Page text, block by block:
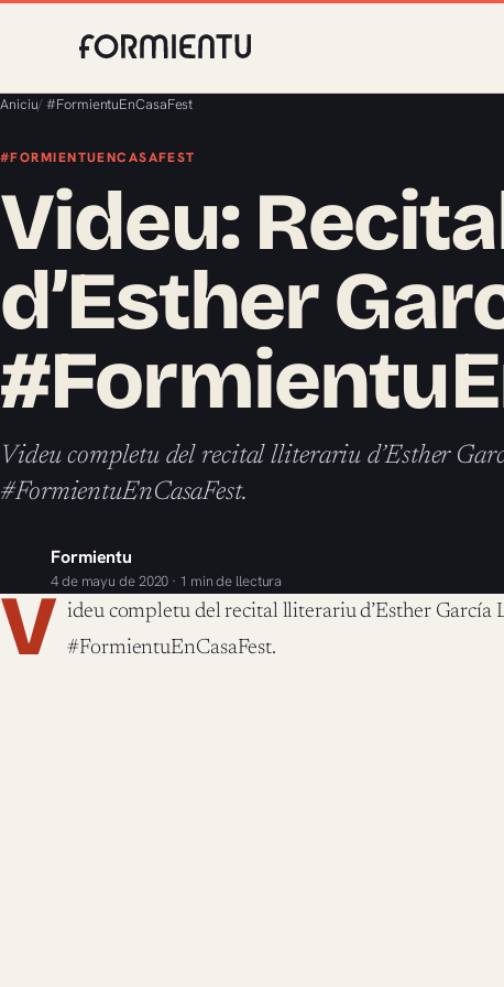
Aniciu/ #FormientuEnCasaFest
#FORMIENTUENCASAFEST
Videu:
d’Esther
Videu completu del recital lliterariu d’Esther
#FormientuEnCasaFest.
Formientu
4 de mayu de 2020 · 1 min de llectura
V ideu completu del recital lliterariu d’Esther García
#FormientuEnCasaFest.